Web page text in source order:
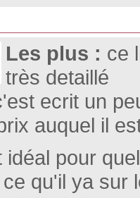
Les plus : ce
très detaillé
ecrit un
auquel il
idéal pour
qu'il ya sur